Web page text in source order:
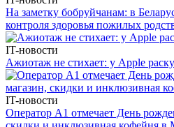
На заметку бобруйчанам: в
контроля здоровья пожилых
IT-новости
Ажиотаж не стихает: у Apple
IT-новости
Оператор А1 отмечает День